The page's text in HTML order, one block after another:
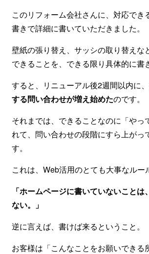
このリフォーム会社さんに、対応でき
書きで詳細に書いていただきました。
壁紙の張り替え、サッシの取り替えな
できることを、できる限り具体的に書
すると、リニューアル後2週間以内に、
する問い合わせが増え始めたのです。
それまでは、できることなのに「やっ
れて、問い合わせの段階にすら上がっ
す。
これは、Web活用のとても大事なルー
「ホームページに書いていないこと
ない。」
逆に言えば、書けば来るということ。
お客様は「こんなことをお願いできる